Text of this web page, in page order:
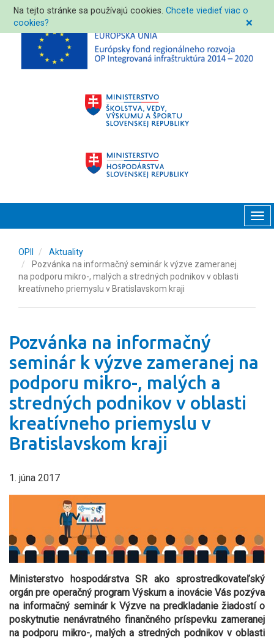
Na tejto stránke sa používajú cookies.Chcete viedieť viac o
cookies?
❌
OPII
Aktuality
Pozvánka na informačný seminár k výzve zameranej
na podporu mikro-, malých a stredných podnikov v oblasti
kreatívneho priemyslu v Bratislavskom kraji
Pozvánka na informačný
seminár k výzve zameranej na
podporu mikro-, malých a
stredných podnikov v oblasti
kreatívneho priemyslu v
Bratislavskom kraji
1. júna 2017
Ministerstvo hospodárstva SR ako sprostredkovateľský
orgán pre operačný program Výskum a inovácie Vás pozýva
na informačný seminár k Výzve na predkladanie žiadostí o
poskytnutie nenávratného finančného príspevku zameranej
na podporu mikro-, malých a stredných podnikov v oblasti